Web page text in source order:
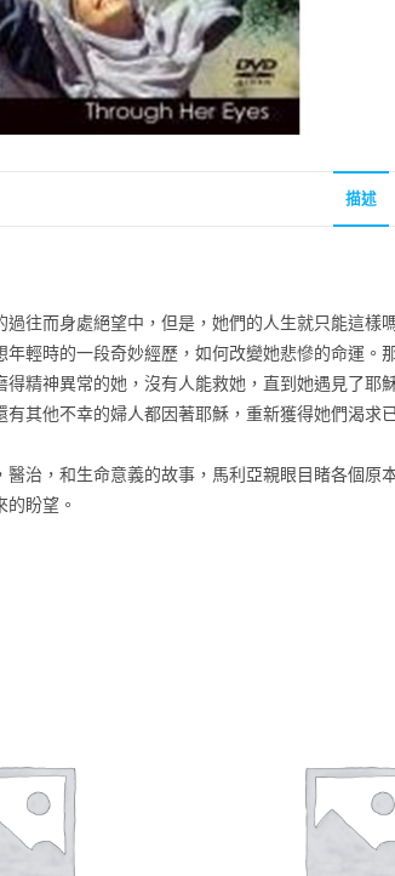
描述
過往而身處絕望中，但是，她們的人生就只能這樣
年輕時的一段奇妙經歷，如何改變她悲慘的命運
得精神異常的她，沒有人能救她，直到她遇見了耶
有其他不幸的婦人都因著耶穌，重新獲得她們渴
醫治，和生命意義的故事，馬利亞親眼目睹各個
盼望。